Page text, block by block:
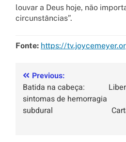
louvar a Deus hoje, não
circunstâncias”.
Fonte: https://
Previous:
Batida na cabeça:
sintomas de hemorragia
subdural